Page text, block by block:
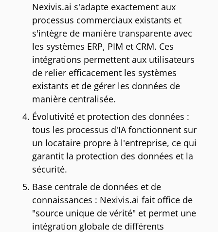
Nexivis.ai s'adapte exactement aux
processus commerciaux existants et
s'intègre de manière transparente avec
les systèmes ERP, PIM et CRM. Ces
intégrations permettent aux utilisateurs
de relier efficacement les systèmes
existants et de gérer les données de
manière centralisée.
Évolutivité et protection des données :
tous les processus d'IA fonctionnent sur
un locataire propre à l'entreprise, ce qui
garantit la protection des données et la
sécurité.
Base centrale de données et de
connaissances : Nexivis.ai fait office de
"source unique de vérité" et permet une
intégration globale de différents